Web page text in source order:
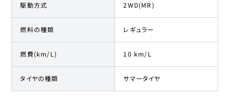
駆動方式 2WD(MR)
燃料の種類 レギュラー
燃費(km/L) 10 km/L
タイヤの種類 サマータイヤ